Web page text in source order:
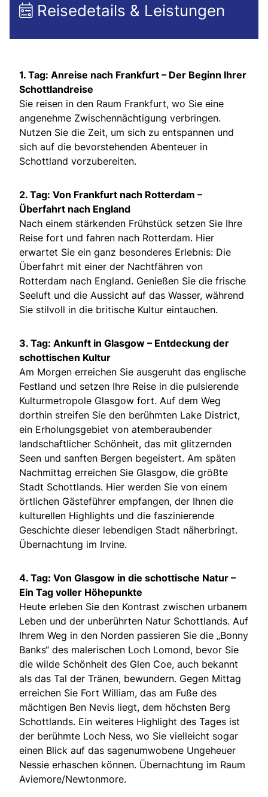
Reisedetails & Leistungen
1. Tag: Anreise nach Frankfurt – Der Beginn Ihrer
Schottlandreise
Sie reisen in den Raum Frankfurt, wo Sie eine
angenehme Zwischennächtigung verbringen.
Nutzen Sie die Zeit, um sich zu entspannen und
sich auf die bevorstehenden Abenteuer in
Schottland vorzubereiten.
2. Tag: Von Frankfurt nach Rotterdam –
Überfahrt nach England
Nach einem stärkenden Frühstück setzen Sie Ihre
Reise fort und fahren nach Rotterdam. Hier
erwartet Sie ein ganz besonderes Erlebnis: Die
Überfahrt mit einer der Nachtfähren von
Rotterdam nach England. Genießen Sie die frische
Seeluft und die Aussicht auf das Wasser, während
Sie stilvoll in die britische Kultur eintauchen.
3. Tag: Ankunft in Glasgow – Entdeckung der
schottischen Kultur
Am Morgen erreichen Sie ausgeruht das englische
Festland und setzen Ihre Reise in die pulsierende
Kulturmetropole Glasgow fort. Auf dem Weg
dorthin streifen Sie den berühmten Lake District,
ein Erholungsgebiet von atemberaubender
landschaftlicher Schönheit, das mit glitzernden
Seen und sanften Bergen begeistert. Am späten
Nachmittag erreichen Sie Glasgow, die größte
Stadt Schottlands. Hier werden Sie von einem
örtlichen Gästeführer empfangen, der Ihnen die
kulturellen Highlights und die faszinierende
Geschichte dieser lebendigen Stadt näherbringt.
Übernachtung im Irvine.
4. Tag: Von Glasgow in die schottische Natur –
Ein Tag voller Höhepunkte
Heute erleben Sie den Kontrast zwischen urbanem
Leben und der unberührten Natur Schottlands. Auf
Ihrem Weg in den Norden passieren Sie die „Bonny
Banks“ des malerischen Loch Lomond, bevor Sie
die wilde Schönheit des Glen Coe, auch bekannt
als das Tal der Tränen, bewundern. Gegen Mittag
erreichen Sie Fort William, das am Fuße des
mächtigen Ben Nevis liegt, dem höchsten Berg
Schottlands. Ein weiteres Highlight des Tages ist
der berühmte Loch Ness, wo Sie vielleicht sogar
einen Blick auf das sagenumwobene Ungeheuer
Nessie erhaschen können. Übernachtung im Raum
Aviemore/Newtonmore.